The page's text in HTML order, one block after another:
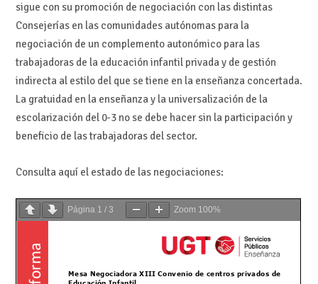
sigue con su promoción de negociación con las distintas
Consejerías en las comunidades autónomas para la
negociación de un complemento autonómico para las
trabajadoras de la educación infantil privada y de gestión
indirecta al estilo del que se tiene en la enseñanza concertada.
La gratuidad en la enseñanza y la universalización de la
escolarización del 0-3 no se debe hacer sin la participación y
beneficio de las trabajadoras del sector.
Consulta aquí el estado de las negociaciones:
Página 1 / 3 Zoom 100%